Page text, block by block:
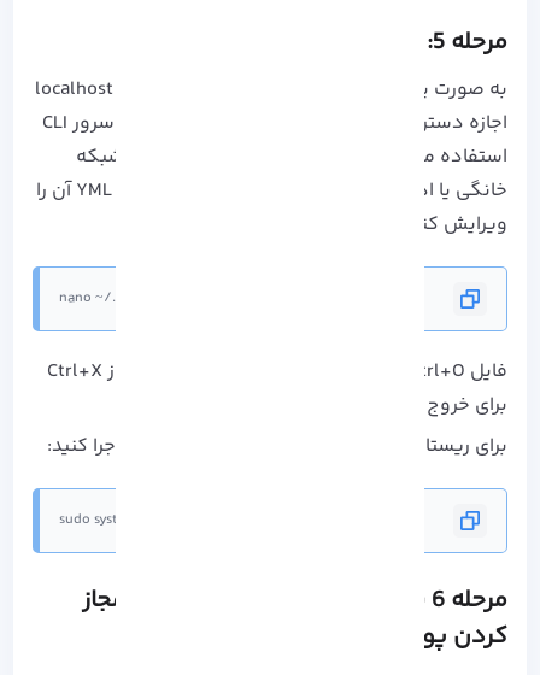
مرحله 5: دسترسی به رابط وب Vscode
به صورت پیش فرض، سرور Vscode با استفاده از localhost
اجازه دسترسی به رابط وب خود را می دهد. اگر از سرور CLI
استفاده می‌کنید یا می‌خواهید به کد VS خارج از شبکه
خانگی یا اداری خود دسترسی داشته باشید، فایل YML آن را
ویرایش کنید:
nano ~/.config/code-server/config.yaml
فایل Ctrl+O را ذخیره کرده و Enter را بزنید. حال، از Ctrl+X
برای خروج استفاده کنید.
برای ریستارت سرویس Code server دستور زیر را اجرا کنید:
sudo systemctl restart code-server@$USER
مرحله 6 نصب vscode در آلما لینوکس: مجاز
کردن پورت ها در فایروال